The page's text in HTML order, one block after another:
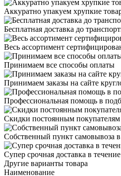
Аккуратно упакуем хрупкие
Бесплатная доставка до
Весь ассортимент
Принимаем все способы оплаты
Принимаем заказы на сайте
Профессиональная помощь в
Скидки постоянным покупателям
Собственный пункт самовывоза
Супер срочная доставка в
Другие варианты товара
Наименование